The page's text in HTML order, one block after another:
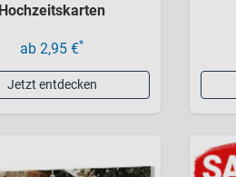
Hochzeitskarten
ab 2,95 €*
Jetzt entdecken